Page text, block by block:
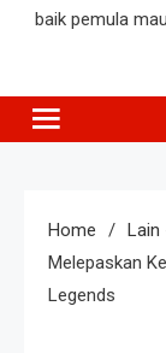
baik pemula
Home
Lain
Melepaskan
Legends